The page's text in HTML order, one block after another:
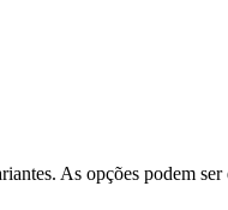
As opções podem